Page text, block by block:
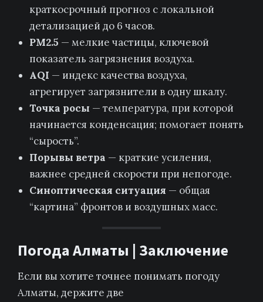
краткосрочный прогноз с локальной
детализацией до 6 часов.
PM2.5 — мелкие частицы, ключевой
показатель загрязнения воздуха.
AQI — индекс качества воздуха,
агрегирует загрязнители в одну шкалу.
Точка росы — температура, при которой
начинается конденсация; помогает понять
“сырость”.
Порывы ветра — краткие усиления,
важнее средней скорости при непогоде.
Синоптическая ситуация — общая
“картина” фронтов и воздушных масс.
Погода Алматы | Заключение
Если вы хотите точнее понимать погоду
Алматы, держите две